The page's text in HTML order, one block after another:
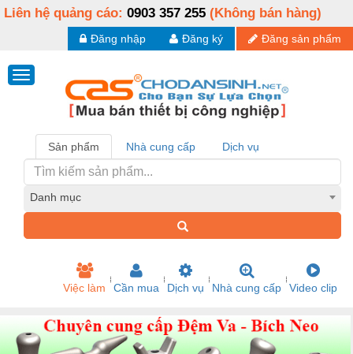
Liên hệ quảng cáo: 0903 357 255 (Không bán hàng)
Đăng sản phẩm
Đăng ký
Đăng nhập
Sản phẩm Nhà cung cấp Dịch vụ
Danh mục
Việc làm Cần mua Dịch vụ Nhà cung cấp Video clip